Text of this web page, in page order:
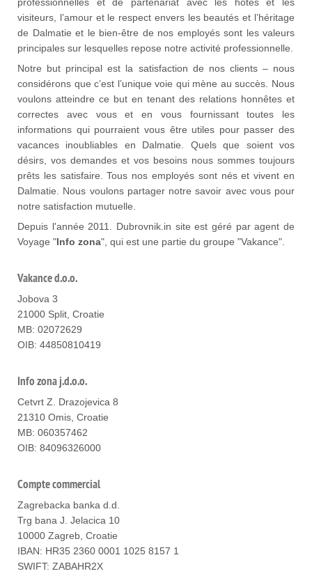
visiteurs, l’amour et le respect envers les beautés et l’héritage
de Dalmatie et le bien-être de nos employés sont les valeurs
principales sur lesquelles repose notre activité professionnelle.
Notre but principal est la satisfaction de nos clients – nous
considérons que c’est l’unique voie qui mène au succès. Nous
voulons atteindre ce but en tenant des relations honnêtes et
correctes avec vous et en vous fournissant toutes les
informations qui pourraient vous être utiles pour passer des
vacances inoubliables en Dalmatie. Quels que soient vos
désirs, vos demandes et vos besoins nous sommes toujours
prêts les satisfaire. Tous nos employés sont nés et vivent en
Dalmatie. Nous voulons partager notre savoir avec vous pour
notre satisfaction mutuelle.
Depuis l'année 2011. Dubrovnik.in site est géré par agent de
Voyage "Info zona", qui est une partie du groupe "Vakance".
Vakance d.o.o.
Jobova 3
21000 Split, Croatie
MB: 02072629
OIB: 44850810419
Info zona j.d.o.o.
Cetvrt Z. Drazojevica 8
21310 Omis, Croatie
MB: 060357462
OIB: 84096326000
Compte commercial
Zagrebacka banka d.d.
Trg bana J. Jelacica 10
10000 Zagreb, Croatie
IBAN: HR35 2360 0001 1025 8157 1
SWIFT: ZABAHR2X